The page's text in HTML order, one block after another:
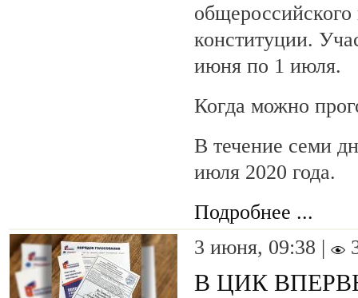
общероссийского
конституции.
июня по 1 июля.
Когда можно
В течение семи
июля 2020 года.
Подробнее ...
3 июня, 09:38 |
В ЦИК